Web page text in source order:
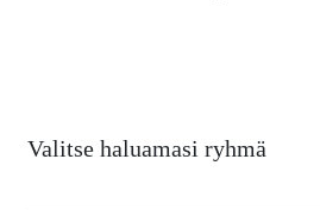
Valitse haluamasi ryhmä